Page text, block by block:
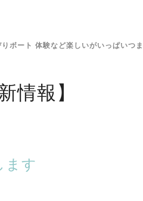
ト 体験など楽しいがいっぱいつま
情報】
ます